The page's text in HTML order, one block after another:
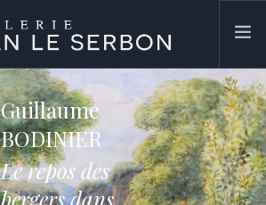
Guillaume
BODINIER
Le repos des
bergers dans